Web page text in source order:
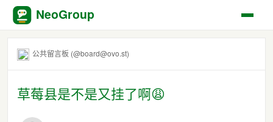
NeoGroup
公共留言板 (@board@ovo.st)
草莓县是不是又挂了啊😩